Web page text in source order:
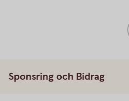
Sponsring och Bidrag